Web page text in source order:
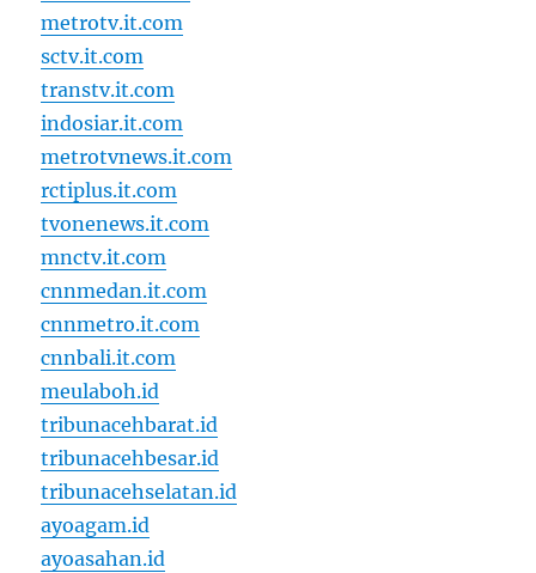
metrotv.it.com
sctv.it.com
transtv.it.com
indosiar.it.com
metrotvnews.it.com
rctiplus.it.com
tvonenews.it.com
mnctv.it.com
cnnmedan.it.com
cnnmetro.it.com
cnnbali.it.com
meulaboh.id
tribunacehbarat.id
tribunacehbesar.id
tribunacehselatan.id
ayoagam.id
ayoasahan.id